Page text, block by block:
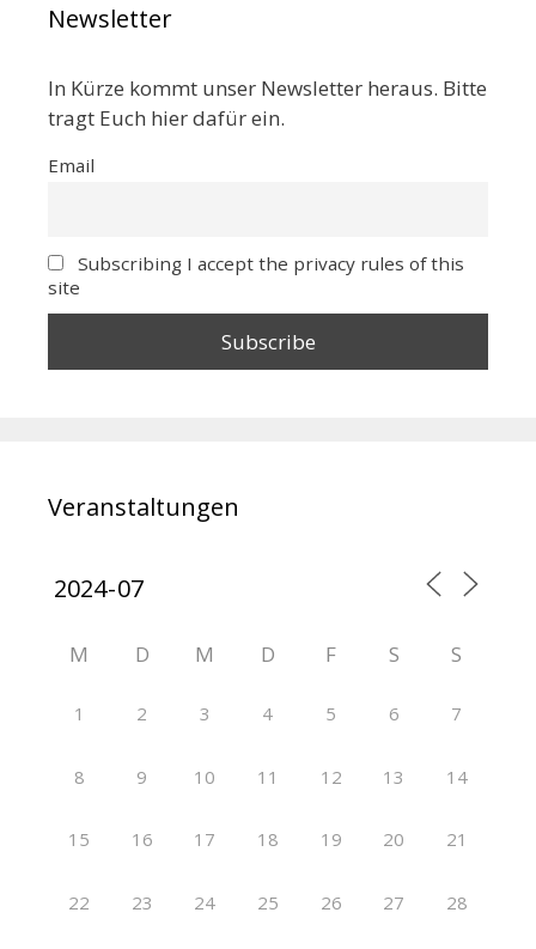
Newsletter
In Kürze kommt unser Newsletter heraus. Bitte
tragt Euch hier dafür ein.
Email
Subscribing I accept the privacy rules of this
site
Veranstaltungen
M D M D F S S
1 2 3 4 5 6 7
8 9 10 11 12 13 14
15 16 17 18 19 20 21
22 23 24 25 26 27 28